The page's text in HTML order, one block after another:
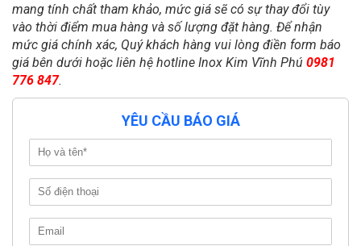
mang tính chất tham khảo, mức giá sẽ có sự thay đổi tùy
vào thời điểm mua hàng và số lượng đặt hàng. Để nhận
mức giá chính xác, Quý khách hàng vui lòng điền form báo
giá bên dưới hoặc liên hệ hotline Inox Kim Vĩnh Phú 0981
776 847.